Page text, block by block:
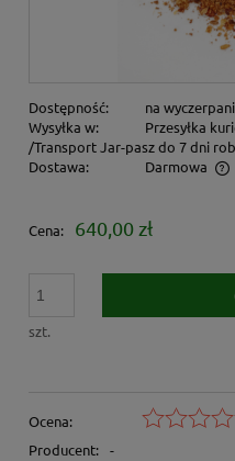
Dostępność:
na
Wysyłka w:
Przesyłka
/Transport Jar-pasz do 7 dni
Dostawa:
Darmowa
Cena nie zawiera
Cena: 640,00 zł
szt.
Ocena:
Producent: -